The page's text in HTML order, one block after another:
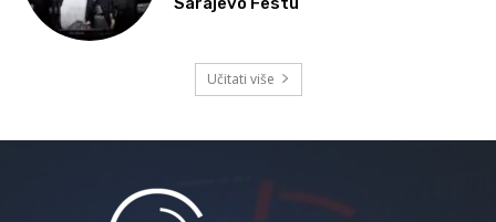
Učitati više